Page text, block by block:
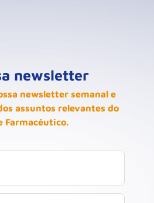
newsletter
newsletter semanal e
assuntos relevantes do
Farmacêutico.